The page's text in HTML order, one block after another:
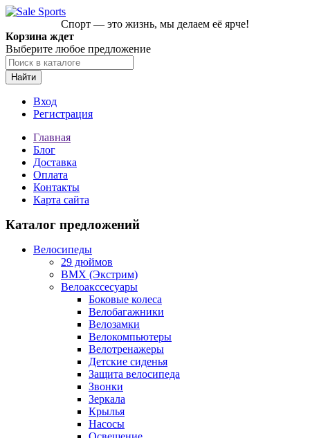
Спорт — это жизнь, мы делаем её ярче!
Корзина ждет
Выберите любое предложение
Найти
Вход
Регистрация
Главная
Блог
Доставка
Оплата
Контакты
Карта сайта
Каталог предложений
Велосипеды
29 дюймов
BMX (Экстрим)
Велоакссесуары
Боковые колеса
Велобагажники
Велозамки
Велокомпьютеры
Велотренажеры
Детские сиденья
Защита велосипеда
Звонки
Зеркала
Крылья
Насосы